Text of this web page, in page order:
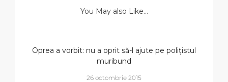
You May also Like...
Oprea a vorbit: nu a oprit să-l ajute pe polițistul
muribund
26 octombrie 2015